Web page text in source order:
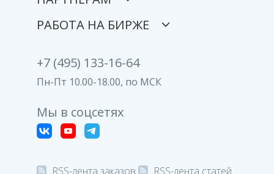
РАБОТА НА БИРЖЕ
+7 (495) 133-16-64
Пн-Пт 10.00-18.00, по МСК
Мы в соцсетях
RSS-лента заказов RSS-лента статей